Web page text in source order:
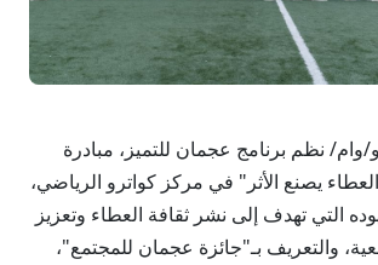
في 2 يوليو/وام/ نظم برنامج عجمان للتميز، مبادرة
يصنع الأثر" في مركز كواترو الرياضي،
التي تهدف إلى نشر ثقافة العطاء وتعزيز
والتعريف بـ"جائزة عجمان للمجتمع"،